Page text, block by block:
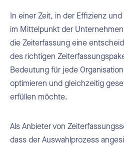
In einer Zeit, in der Effizienz
im Mittelpunkt der
die Zeiterfassung eine
des richtigen
Bedeutung für jede
optimieren und gleichzeitig
erfüllen möchte.
Als Anbieter von
dass der Auswahlprozess